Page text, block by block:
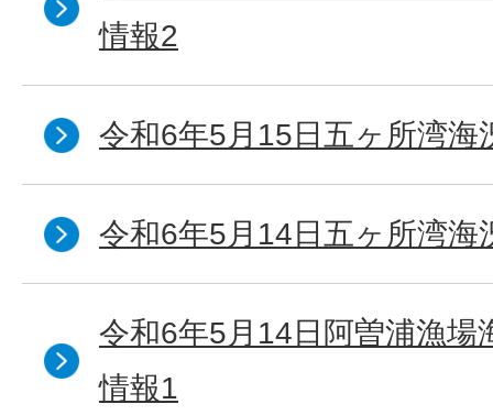
情報2
令和6年5月15日五ヶ所湾海
令和6年5月14日五ヶ所湾海
令和6年5月14日阿曽浦漁場
情報1